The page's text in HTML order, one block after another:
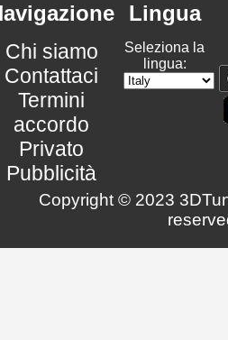
Chi siamo
Contattaci
Termini
accordo
Privato
Pubblicità
Lingua
Seleziona la
lingua:
Copyright © 2023